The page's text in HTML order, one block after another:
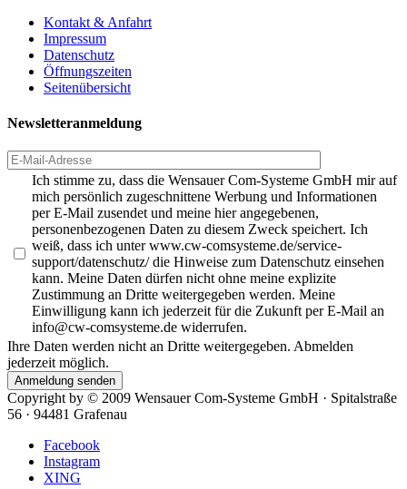
Kontakt & Anfahrt
Impressum
Datenschutz
Öffnungszeiten
Seitenübersicht
Newsletteranmeldung
Ich stimme zu, dass die Wensauer Com-Systeme GmbH mir auf
mich persönlich zugeschnittene Werbung und Informationen
per E-Mail zusendet und meine hier angegebenen,
personenbezogenen Daten zu diesem Zweck speichert. Ich
weiß, dass ich unter www.cw-comsysteme.de/service-
support/datenschutz/ die Hinweise zum Datenschutz einsehen
kann. Meine Daten dürfen nicht ohne meine explizite
Zustimmung an Dritte weitergegeben werden. Meine
Einwilligung kann ich jederzeit für die Zukunft per E-Mail an
info@cw-comsysteme.de widerrufen.
Ihre Daten werden nicht an Dritte weitergegeben. Abmelden
jederzeit möglich.
Anmeldung senden
Copyright by © 2009 Wensauer Com-Systeme GmbH · Spitalstraße
56 · 94481 Grafenau
Facebook
Instagram
XING